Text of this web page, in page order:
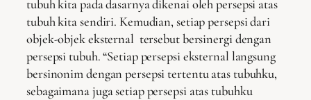
tubuh kita pada dasarnya dikenai oleh persepsi atas
tubuh kita sendiri. Kemudian, setiap persepsi dari
objek-objek eksternal tersebut bersinergi dengan
persepsi tubuh. “Setiap persepsi eksternal langsung
bersinonim dengan persepsi tertentu atas tubuhku,
sebagaimana juga setiap persepsi atas tubuhku